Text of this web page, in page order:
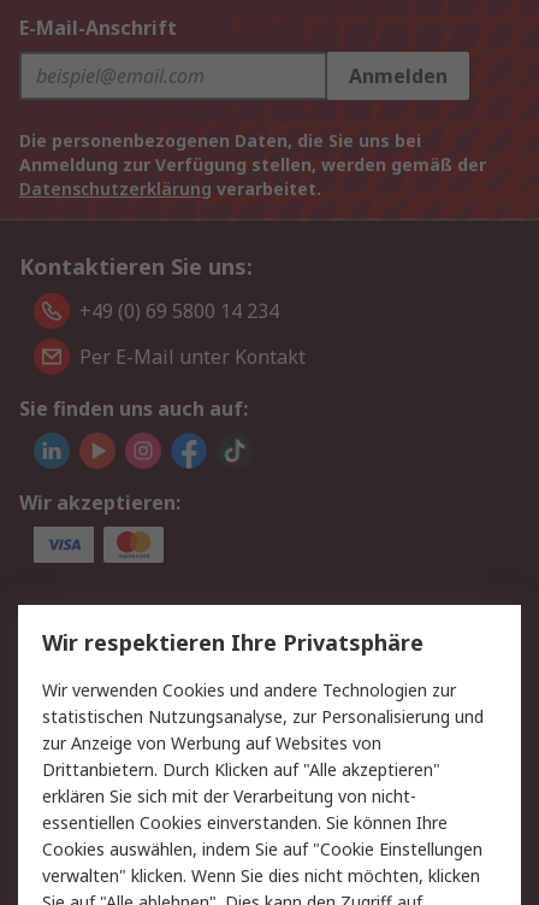
E-Mail-Anschrift
Anmelden
Die personenbezogenen Daten, die Sie uns bei
Anmeldung zur Verfügung stellen, werden gemäß der
Datenschutzerklärung verarbeitet.
Kontaktieren Sie uns:
+49 (0) 69 5800 14 234
Per E-Mail unter Kontakt
Sie finden uns auch auf:
Wir akzeptieren:
Service
Value Added Services
Lieferlösungen
Rücksendungen
Kontakt
Hilfe
Privatkunden
Rechtliches
AGB
Datenschutz
Cookie-Richtlinie
Zahlungsbedingungen
Wir respektieren Ihre Privatsphäre
Wir verwenden Cookies und andere Technologien zur
statistischen Nutzungsanalyse, zur Personalisierung und
zur Anzeige von Werbung auf Websites von
Drittanbietern. Durch Klicken auf "Alle akzeptieren"
erklären Sie sich mit der Verarbeitung von nicht-
essentiellen Cookies einverstanden. Sie können Ihre
Cookies auswählen, indem Sie auf "Cookie Einstellungen
verwalten" klicken. Wenn Sie dies nicht möchten, klicken